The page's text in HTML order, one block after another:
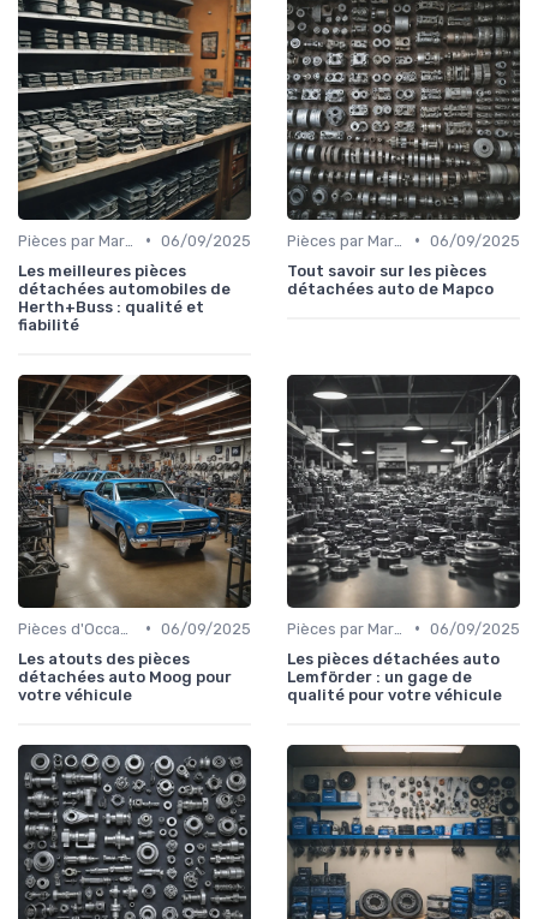
• 06/09/2025
Les meilleures pièces
détachées automobiles de
Herth+Buss : qualité et
fiabilité
• 06/09/2025
Tout savoir sur les pièces
détachées auto de Mapco
• 06/09/2025
Les atouts des pièces
détachées auto Moog pour
votre véhicule
• 06/09/2025
Les pièces détachées auto
Lemförder : un gage de
qualité pour votre véhicule